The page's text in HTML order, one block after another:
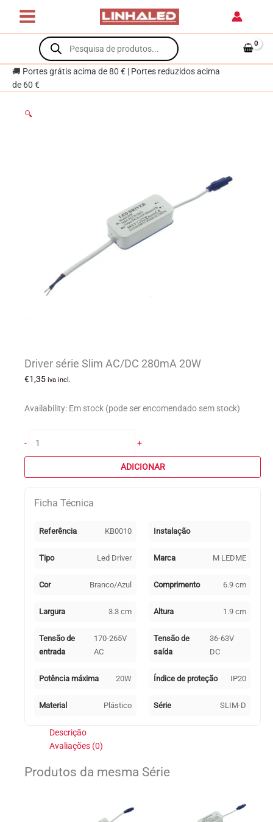
content
Products
search
🚚 Portes grátis acima de 80 € | Portes reduzidos acima
de 60 €
🔍
Driver série Slim AC/DC 280mA 20W
€1,35 iva incl.
Availability: Em stock (pode ser encomendado sem stock)
-
série
AC/DC
20W
+
ADICIONAR
Ficha Técnica
Referência KB0010 Instalação
Tipo Led Driver Marca M LEDME
Cor Branco/Azul Comprimento 6.9 cm
Largura 3.3 cm Altura 1.9 cm
Tensão de
entrada
170-265V
AC
Tensão de
saída
36-63V
DC
Potência máxima 20W Índice de proteção IP20
Material Plástico Série SLIM-D
Descrição
Avaliações (0)
Produtos da mesma Série
AC/DC
280mA